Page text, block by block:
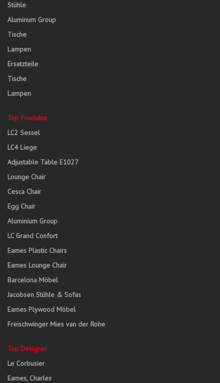
Stühle
Aluminum Group
Tische
Lampen
Ersatzteile
Tische
Lampen
Top Produkte
LC2 Sessel
LC4 Liege
Adjustable Table E1027
Lounge Chair
Cesca Chair
Egg Chair
Aluminium Group
LC Grand Confort
Eames Plastic Chairs
Eames Lounge Chair
Barcelona Möbel
Jacobsen Stühle & Sofas
Eames Plywood Möbel
Freischwinger Mies van der Rohe
Top Designer
Le Corbusier
Eames, Charles